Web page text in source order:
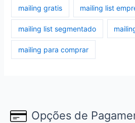
mailing gratis mailing list
mailing list segmentado
mailing para comprar
Opções de